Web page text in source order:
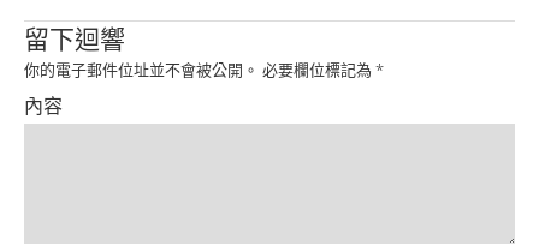
留下迴響
你的電子郵件位址並不會被公開。 必要欄位標記為 *
內容